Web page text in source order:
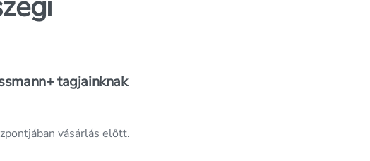
tagjainknak
vásárlás előtt.